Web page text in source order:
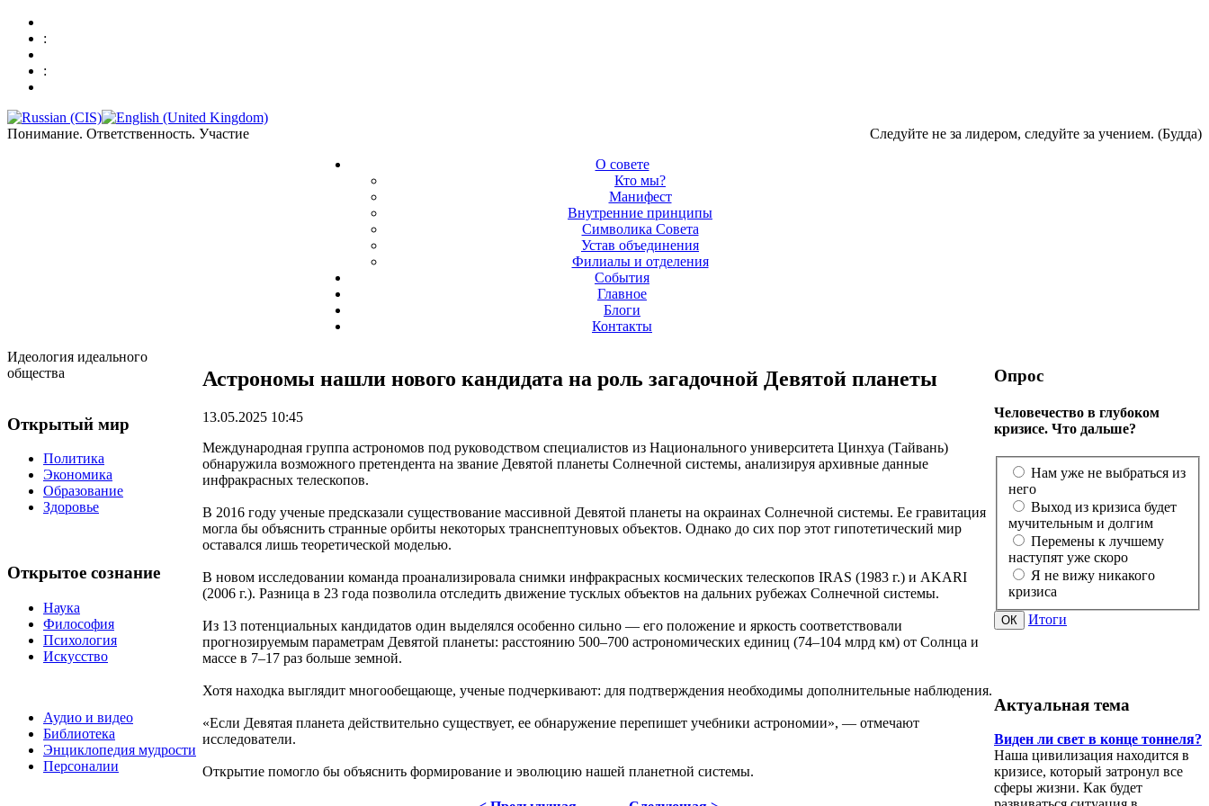
:
:
Понимание. Ответственность. Участие
Следуйте не за лидером, следуйте за учением. (Будда)
О совете
Кто мы?
Манифест
Внутренние принципы
Символика Совета
Устав объединения
Филиалы и отделения
События
Главное
Блоги
Контакты
Идеология идеального
общества
Открытый мир
Политика
Экономика
Образование
Здоровье
Открытое сознание
Наука
Философия
Психология
Искусство
Аудио и видео
Библиотека
Энциклопедия мудрости
Персоналии
Астрономы нашли нового кандидата на роль загадочной Девятой планеты
13.05.2025 10:45
Международная группа астрономов под руководством специалистов из Национального университета Цинхуа (Тайвань)
обнаружила возможного претендента на звание Девятой планеты Солнечной системы, анализируя архивные данные
инфракрасных телескопов.
В 2016 году ученые предсказали существование массивной Девятой планеты на окраинах Солнечной системы. Ее гравитация
могла бы объяснить странные орбиты некоторых транснептуновых объектов. Однако до сих пор этот гипотетический мир
оставался лишь теоретической моделью.
В новом исследовании команда проанализировала снимки инфракрасных космических телескопов IRAS (1983 г.) и AKARI
(2006 г.). Разница в 23 года позволила отследить движение тусклых объектов на дальних рубежах Солнечной системы.
Из 13 потенциальных кандидатов один выделялся особенно сильно — его положение и яркость соответствовали
прогнозируемым параметрам Девятой планеты: расстоянию 500–700 астрономических единиц (74–104 млрд км) от Солнца и
массе в 7–17 раз больше земной.
Хотя находка выглядит многообещающе, ученые подчеркивают: для подтверждения необходимы дополнительные наблюдения.
«Если Девятая планета действительно существует, ее обнаружение перепишет учебники астрономии», — отмечают
исследователи.
Открытие помогло бы объяснить формирование и эволюцию нашей планетной системы.
Опрос
Человечество в глубоком
кризисе. Что дальше?
Нам уже не выбраться из
него
Выход из кризиса будет
мучительным и долгим
Перемены к лучшему
наступят уже скоро
Я не вижу никакого
кризиса
Итоги
Актуальная тема
Виден ли свет в конце тоннеля?
Наша цивилизация находится в
кризисе, который затронул все
сферы жизни. Как будет